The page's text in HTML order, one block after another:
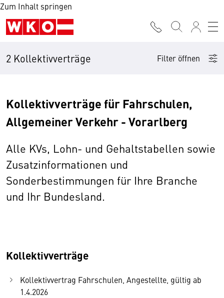
Zum Inhalt springen
2 Kollektivverträge Filter öffnen
Kollektivverträge für Fahrschulen,
Allgemeiner Verkehr - Vorarlberg
Alle KVs, Lohn- und Gehaltstabellen sowie
Zusatzinformationen und
Sonderbestimmungen für Ihre Branche
und Ihr Bundesland.
Kollektivverträge
Kollektivvertrag Fahrschulen, Angestellte, gültig ab
1.4.2026